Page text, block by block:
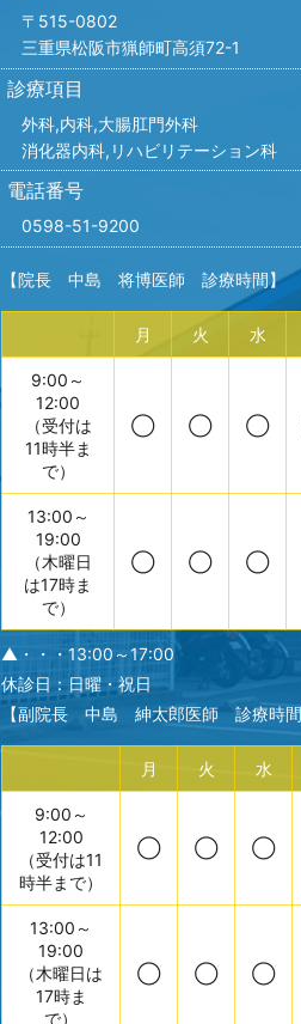
〒515-0802
三重県松阪市猟師町高須72-1
診療項目
外科,内科,大腸肛門外科
消化器内科,リハビリテーション科
電話番号
0598-51-9200
【院長 中島 将博医師 診療時間】
月 火 水
9:00～
12:00
（受付は
11時半ま
で）
◯ ◯ ◯
13:00～
19:00
（木曜日
は17時ま
で）
◯ ◯ ◯
▲・・・13:00～17:00
休診日：日曜・祝日
【副院長 中島 紳太郎医師 診療時間
月 火 水
9:00～
12:00
（受付は11
時半まで）
◯ ◯ ◯
13:00～
19:00
（木曜日は
17時ま
で）
◯ ◯ ◯